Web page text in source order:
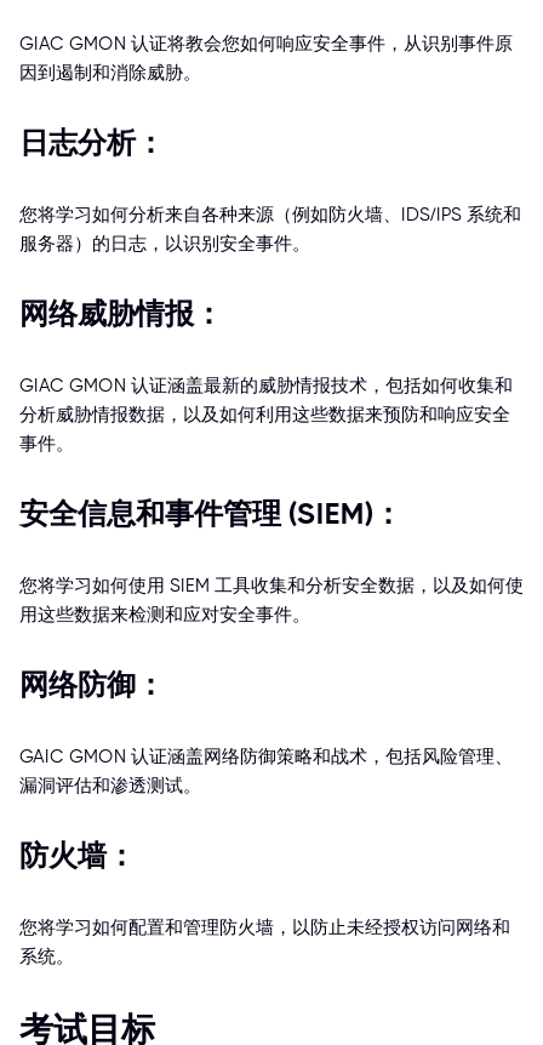
GIAC GMON 认证将教会您如何响应安全事件，从识别事件原
因到遏制和消除威胁。
日志分析：
您将学习如何分析来自各种来源（例如防火墙、IDS/IPS 系统和
服务器）的日志，以识别安全事件。
网络威胁情报：
GIAC GMON 认证涵盖最新的威胁情报技术，包括如何收集和
分析威胁情报数据，以及如何利用这些数据来预防和响应安全
事件。
安全信息和事件管理 (SIEM)：
您将学习如何使用 SIEM 工具收集和分析安全数据，以及如何使
用这些数据来检测和应对安全事件。
网络防御：
GAIC GMON 认证涵盖网络防御策略和战术，包括风险管理、
漏洞评估和渗透测试。
防火墙：
您将学习如何配置和管理防火墙，以防止未经授权访问网络和
系统。
考试目标